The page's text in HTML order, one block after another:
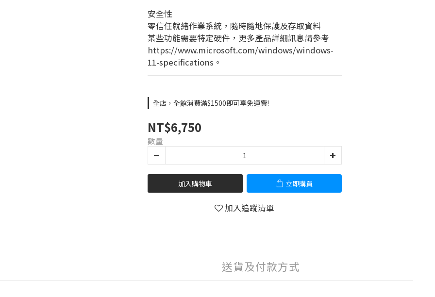
安全性
零信任就緒作業系統，隨時隨地保護及存取資料
某些功能需要特定硬件，更多產品詳細訊息請參考
https://www.microsoft.com/windows/windows-
11-specifications。
全店，全館消費滿$1500即可享免運費!
NT$6,750
數量
加入購物車 立即購買
加入追蹤清單
送貨及付款方式